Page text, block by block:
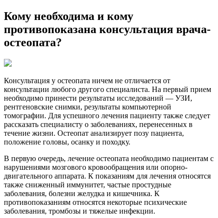
Кому необходима и кому
противопоказана консультация врача-
остеопата?
Консультация у остеопата ничем не отличается от
консультации любого другого специалиста. На первый прием
необходимо принести результаты исследований — УЗИ,
рентгеновские снимки, результаты компьютерной
томографии. Для успешного лечения пациенту также следует
рассказать специалисту о заболеваниях, перенесенных в
течение жизни. Остеопат анализирует позу пациента,
положение головы, осанку и походку.
В первую очередь, лечение остеопата необходимо пациентам с
нарушениями мозгового кровообращения или опорно-
двигательного аппарата. К показаниям для лечения относятся
также сниженный иммунитет, частые простудные
заболевания, болезни желудка и кишечника. К
противопоказаниям относятся некоторые психические
заболевания, тромбозы и тяжелые инфекции.